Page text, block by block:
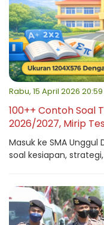
Rabu, 15 April 2026
100++ Contoh Soal
2026/2027, Mirip
Masuk ke SMA
soal kesiapan,